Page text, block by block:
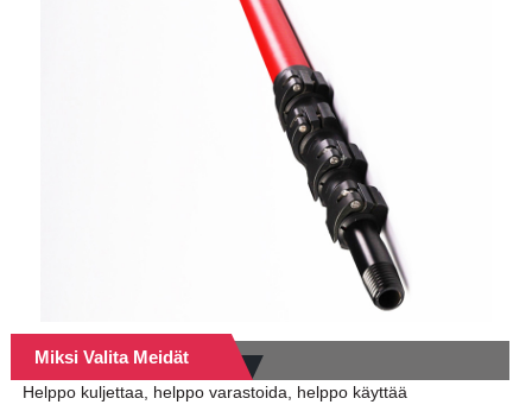
Miksi Valita Meidät
Helppo kuljettaa, helppo varastoida, helppo käyttää